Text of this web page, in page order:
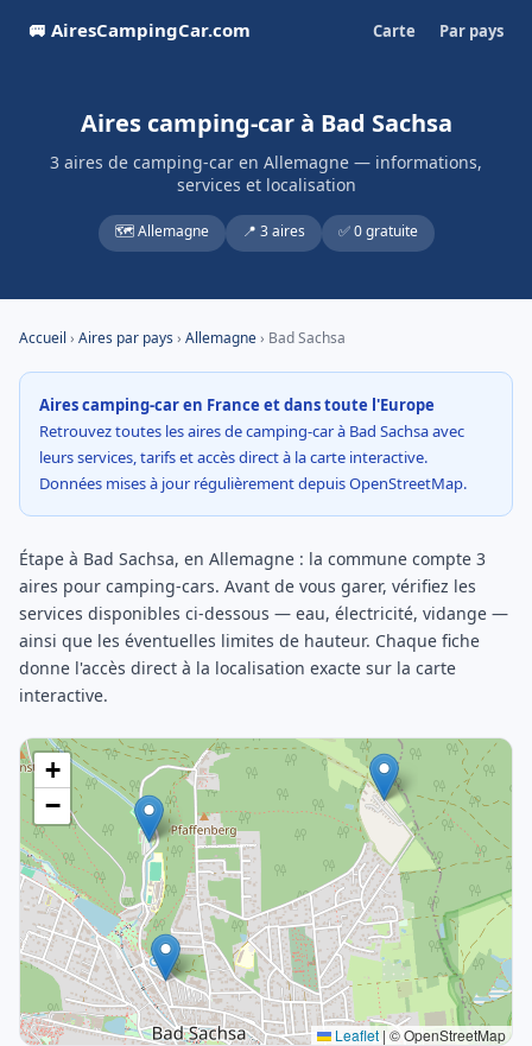
🚐 AiresCampingCar.com Carte Par pays
Aires camping-car à Bad Sachsa
3 aires de camping-car en Allemagne — informations,
services et localisation
🗺️ Allemagne 📍 3 aires ✅ 0 gratuite
Accueil › Aires par pays› Allemagne› Bad Sachsa
Aires camping-car en France et dans toute l'Europe
Retrouvez toutes les aires de camping-car à Bad Sachsa avec
leurs services, tarifs et accès direct à la carte interactive.
Données mises à jour régulièrement depuis OpenStreetMap.
Étape à Bad Sachsa, en Allemagne : la commune compte 3
aires pour camping-cars. Avant de vous garer, vérifiez les
services disponibles ci-dessous — eau, électricité, vidange —
ainsi que les éventuelles limites de hauteur. Chaque fiche
donne l'accès direct à la localisation exacte sur la carte
interactive.
+
−
Leaflet | © OpenStreetMap